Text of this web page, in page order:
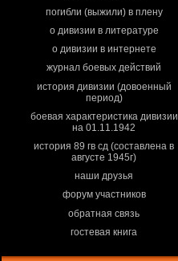
погибли (выжили) в плену
о дивизии в литературе
о дивизии в интернете
журнал боевых действий
история дивизии (довоенный
период)
боевая характеристика дивизии
на 01.11.1942
история 89 гв сд (составлена в
августе 1945г)
наши друзья
форум участников
обратная связь
гостевая книга